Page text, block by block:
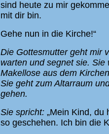
sind heute zu mir
mit dir bin.
Gehe nun in die Kirche!“
Die Gottesmutter geht mir
warten und segnet sie.
Makellose aus dem
Sie geht zum Altarraum
gehen.
Sie spricht: „Mein Kind, du
so geschehen. Ich bin die